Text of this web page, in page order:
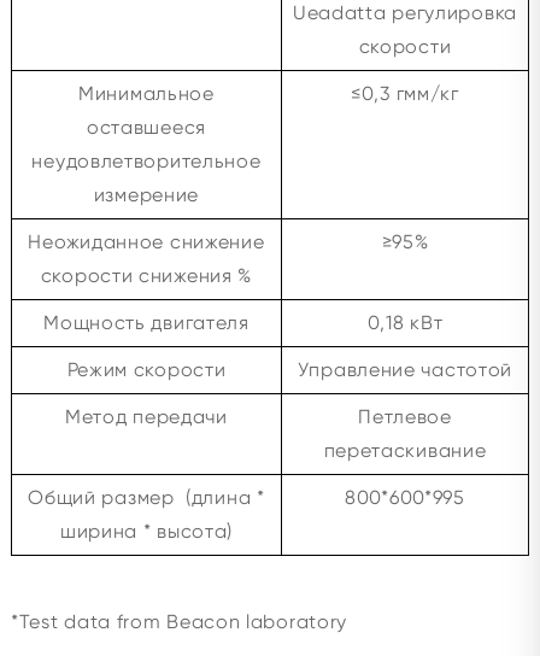
Ueadatta регулировка
скорости
Минимальное
оставшееся
неудовлетворительное
измерение
≤0,3 гмм/кг
Неожиданное снижение
скорости снижения %
≥95%
Мощность двигателя 0,18 кВт
Режим скорости Управление частотой
Метод передачи
Петлевое
перетаскивание
Общий размер (длина *
ширина * высота)
800*600*995
*Test data from Beacon laboratory